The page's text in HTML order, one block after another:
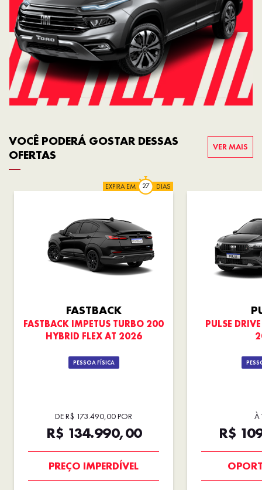
VOCÊ PODERÁ GOSTAR DESSAS
OFERTAS
VER MAIS
EXPIRA EM DIAS
FASTBACK
FASTBACK IMPETUS TURBO 200
HYBRID FLEX AT 2026
PESSOA FÍSICA
DE R$ 173.490,00 POR
R$ 134.990,00
OPORTUNIDADE
PULSE
À
R$
NOVA